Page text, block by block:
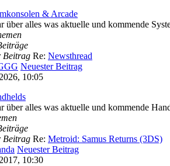
& Arcade
über alles was aktuelle und kommende
Beitrag Re: Newsthread
Neuester Beitrag
10:05
über alles was aktuelle und kommende
Beitrag Re: Metroid: Samus Returns (3DS)
Neuester Beitrag
10:30